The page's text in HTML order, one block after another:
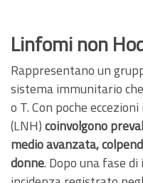
Linfomi non
Rappresentano un
sistema immunitario
o T. Con poche
(LNH)coinvolgono
medio avanzata,
donne. Dopo una fase